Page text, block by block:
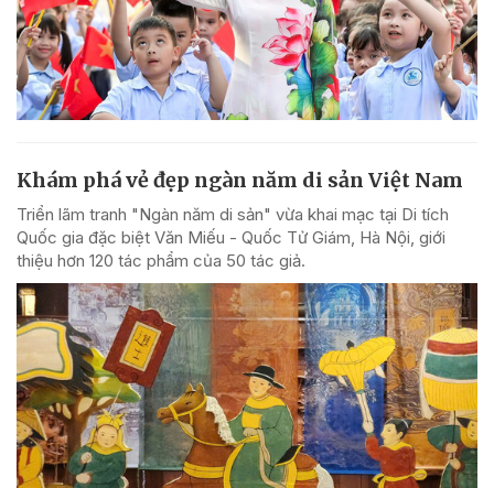
Khám phá vẻ đẹp ngàn năm di sản Việt Nam
Triển lãm tranh "Ngàn năm di sản" vừa khai mạc tại Di tích
Quốc gia đặc biệt Văn Miếu - Quốc Tử Giám, Hà Nội, giới
thiệu hơn 120 tác phẩm của 50 tác giả.